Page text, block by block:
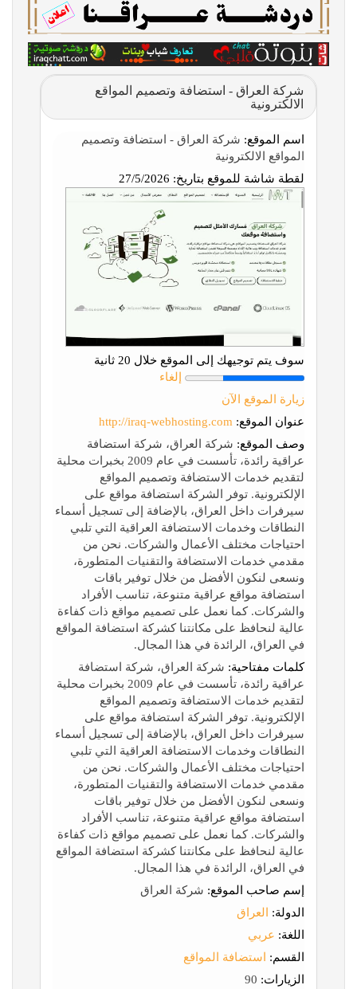
شركة العراق - استضافة وتصميم المواقع
الالكترونية
اسم الموقع: شركة العراق - استضافة وتصميم
المواقع الالكترونية
لقطة شاشة للموقع بتاريخ:
سوف يتم توجيهك إلى الموقع خلال 20 ثانية
إلغاء
زيارة الموقع الآن
عنوان الموقع: http://iraq-webhosting.com
وصف الموقع: شركة العراق، شركة استضافة
عراقية رائدة، تأسست في عام 2009 بخبرات محلية
لتقديم خدمات الاستضافة وتصميم المواقع
الإلكترونية. توفر الشركة استضافة مواقع على
سيرفرات داخل العراق، بالإضافة إلى تسجيل أسماء
النطاقات وخدمات الاستضافة العراقية التي تلبي
احتياجات مختلف الأعمال والشركات. نحن من
مقدمي خدمات الاستضافة والتقنيات المتطورة،
ونسعى لنكون الأفضل من خلال توفير باقات
استضافة مواقع عراقية متنوعة، تناسب الأفراد
والشركات. كما نعمل على تصميم مواقع ذات كفاءة
عالية لنحافظ على مكانتنا كشركة استضافة المواقع
في العراق، الرائدة في هذا المجال.
كلمات مفتاحية: شركة العراق، شركة استضافة
عراقية رائدة، تأسست في عام 2009 بخبرات محلية
لتقديم خدمات الاستضافة وتصميم المواقع
الإلكترونية. توفر الشركة استضافة مواقع على
سيرفرات داخل العراق، بالإضافة إلى تسجيل أسماء
النطاقات وخدمات الاستضافة العراقية التي تلبي
احتياجات مختلف الأعمال والشركات. نحن من
مقدمي خدمات الاستضافة والتقنيات المتطورة،
ونسعى لنكون الأفضل من خلال توفير باقات
استضافة مواقع عراقية متنوعة، تناسب الأفراد
والشركات. كما نعمل على تصميم مواقع ذات كفاءة
عالية لنحافظ على مكانتنا كشركة استضافة المواقع
في العراق، الرائدة في هذا المجال.
إسم صاحب الموقع: شركة العراق
الدولة:
العراق
اللغة: عربي
القسم:
استضافة المواقع
الزيارات: